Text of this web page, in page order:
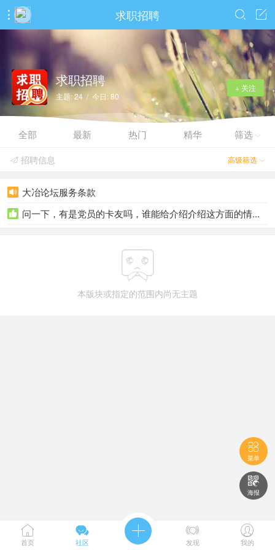
 求职招聘 

+ 关注
求职招聘
主题: 24 / 今日: 80
全部 最新 热门 精华 筛选 
高级筛选 
 招聘信息
 大冶论坛服务条款
 问一下，有是党员的卡友吗，谁能给介绍介绍这方面的情...

本版块或指定的范围内尚无主题

菜单

海报

首页

社区
 
发现

我的